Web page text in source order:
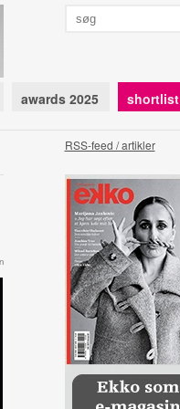
awards 2025 shortlist
RSS-feed / artikler